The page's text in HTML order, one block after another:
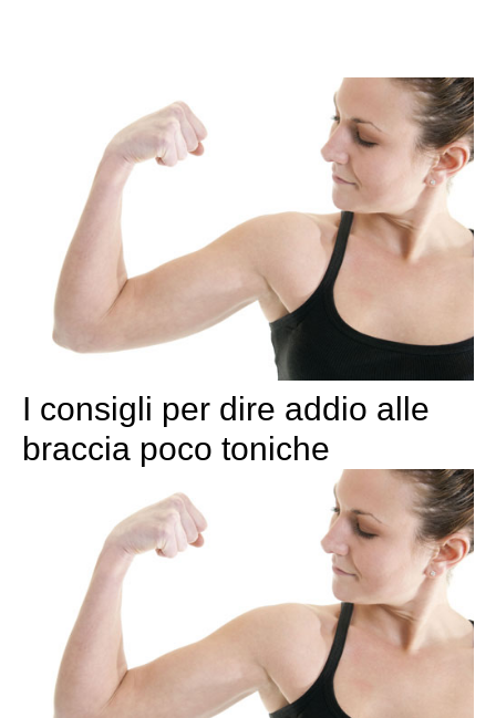
I consigli per dire addio alle
braccia poco toniche